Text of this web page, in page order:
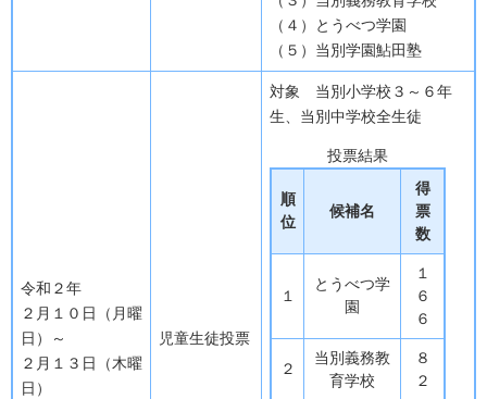
（４）とうべつ学園
（５）当別学園鮎田塾
令和２年
２月１０日（月曜
日）～
２月１３日（木曜
日）
児童生徒投票
対象 当別小学校３～６年
生、当別中学校全生徒
投票結果
順
位
候補名
得
票
数
１
とうべつ学
園
１
６
６
２
当別義務教
育学校
８
２